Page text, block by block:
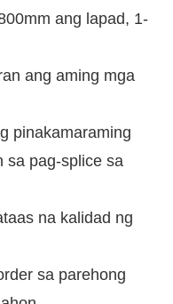
ang lapad, 1-
ang aming mga
pinakamaraming
sa pag-splice sa
na kalidad ng
sa parehong